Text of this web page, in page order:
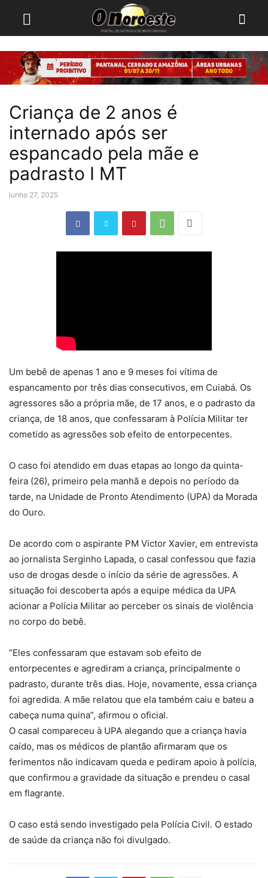
Criança de 2 anos é
internado após ser
espancado pela mãe e
padrasto I MT
junho 27, 2025
Um bebê de apenas 1 ano e 9 meses foi vítima de
espancamento por três dias consecutivos, em Cuiabá. Os
agressores são a própria mãe, de 17 anos, e o padrasto da
criança, de 18 anos, que confessaram à Polícia Militar ter
cometido as agressões sob efeito de entorpecentes.
O caso foi atendido em duas etapas ao longo da quinta-
feira (26), primeiro pela manhã e depois no período da
tarde, na Unidade de Pronto Atendimento (UPA) da Morada
do Ouro.
De acordo com o aspirante PM Victor Xavier, em entrevista
ao jornalista Serginho Lapada, o casal confessou que fazia
uso de drogas desde o início da série de agressões. A
situação foi descoberta após a equipe médica da UPA
acionar a Polícia Militar ao perceber os sinais de violência
no corpo do bebê.
“Eles confessaram que estavam sob efeito de
entorpecentes e agrediram a criança, principalmente o
padrasto, durante três dias. Hoje, novamente, essa criança
foi agredida. A mãe relatou que ela também caiu e bateu a
cabeça numa quina”, afirmou o oficial.
O casal compareceu à UPA alegando que a criança havia
caído, mas os médicos de plantão afirmaram que os
ferimentos não indicavam queda e pediram apoio à polícia,
que confirmou a gravidade da situação e prendeu o casal
em flagrante.
O caso está sendo investigado pela Polícia Civil. O estado
de saúde da criança não foi divulgado.